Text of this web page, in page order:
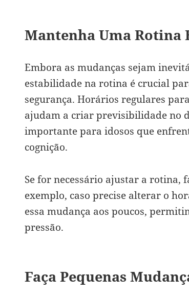
Mantenha Uma Rotina
Embora as mudanças sejam
estabilidade na rotina é crucial
segurança. Horários regulares
ajudam a criar previsibilidade no
importante para idosos que
cognição.
Se for necessário ajustar a rotina,
exemplo, caso precise alterar o
essa mudança aos poucos,
pressão.
Faça Pequenas